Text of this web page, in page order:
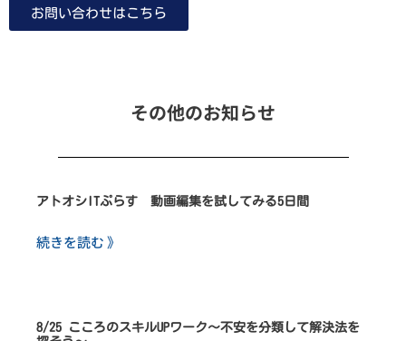
お問い合わせはこちら
その他のお知らせ
アトオシITぷらす 動画編集を試してみる5日間
続きを読む 》
8/25 こころのスキルUPワーク～不安を分類して解決法を